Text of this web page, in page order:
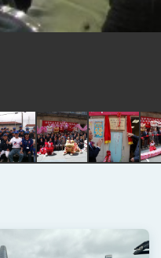
臺美經貿談判獲階段性成果 卓
卓揆：臺美關稅談判階段性結
外交部與數位發展部攜手合作
民調顯示多數國人滿意政府外
變局中 奮起的新臺灣 總統發